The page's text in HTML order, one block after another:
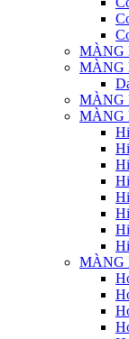
MÀNG
MÀNG
MÀNG
MÀNG
MÀNG